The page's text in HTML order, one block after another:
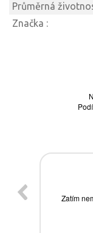
Průměrná
Značka :